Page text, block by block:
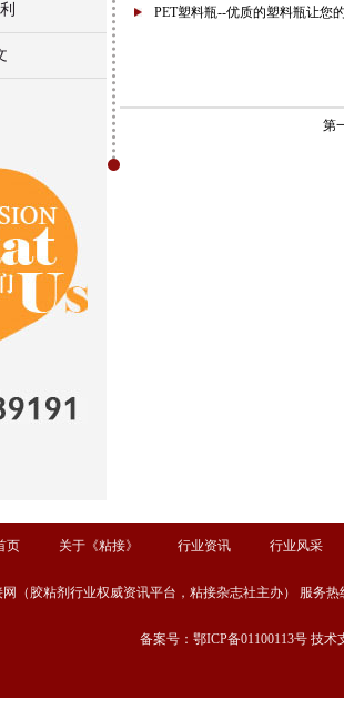
PET塑料瓶--优质的塑料瓶让您
第
页 关于《粘接》 行业资讯 行业风采
（胶粘剂行业权威资讯平台，粘接杂志社主办） 服务热
备案号：鄂ICP备01100113号 技术